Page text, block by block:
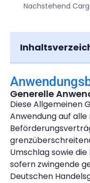
Nachstehend
Generelle
Diese Allgemeinen
Anwendung auf
Umschlag sowie
sofern zwingende
Deutschen